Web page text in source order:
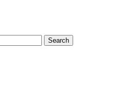
Search